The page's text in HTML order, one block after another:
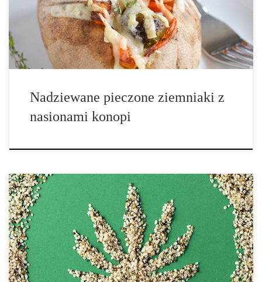
także świetnym źródłem witaminy B6, potasu, witaminy C i
błonnika. […]
Nadziewane pieczone ziemniaki z
nasionami konopi
Szukasz sprawdzonego źródła cynku w codziennej diecie? Nasiona
konopi i olej konopny są idealne, aby utrzymać cynk na
właściwym poziomie. Cynk jest ważnym składnikiem, który
pomaga w utrzymaniu zdrowego układu odpornościowego. Z
powodu mnogości korzyści odżywczych jakie posiadają konopie
często […]